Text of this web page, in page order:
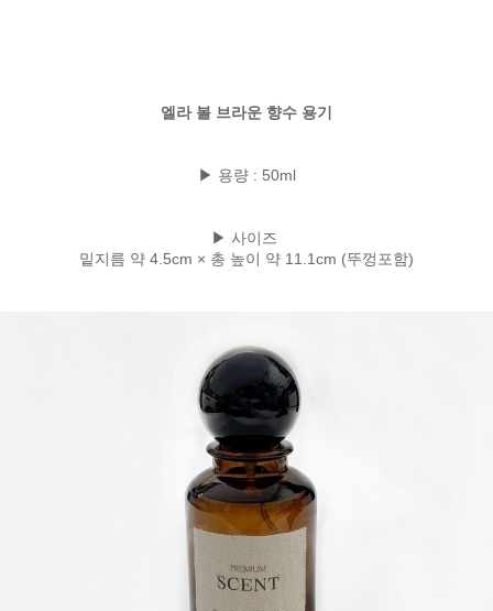
엘라 볼 브라운 향수 용기
▶ 용량 : 50ml
▶ 사이즈
밑지름 약 4.5cm × 총 높이 약 11.1cm (뚜껑포함)